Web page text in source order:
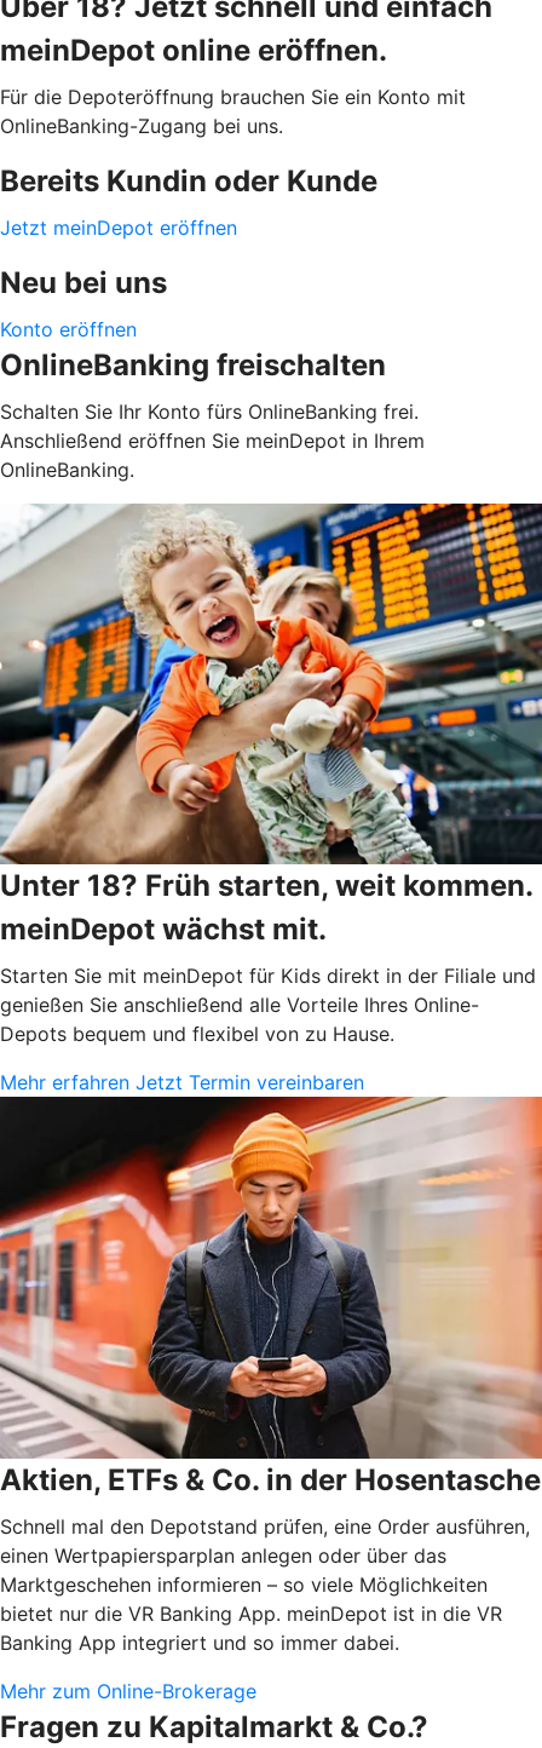
meinDepot online eröffnen.
Für die Depoteröffnung brauchen Sie ein Konto mit
OnlineBanking-Zugang bei uns.
Bereits Kundin oder Kunde
Jetzt meinDepot eröffnen
Neu bei uns
Konto eröffnen
OnlineBanking freischalten
Schalten Sie Ihr Konto fürs OnlineBanking frei.
Anschließend eröffnen Sie meinDepot in Ihrem
OnlineBanking.
Unter 18? Früh starten, weit kommen.
meinDepot wächst mit.
Starten Sie mit meinDepot für Kids direkt in der Filiale und
genießen Sie anschließend alle Vorteile Ihres Online-
Depots bequem und flexibel von zu Hause.
Mehr erfahren Jetzt Termin vereinbaren
Aktien, ETFs & Co. in der Hosentasche
Schnell mal den Depotstand prüfen, eine Order ausführen,
einen Wertpapiersparplan anlegen oder über das
Marktgeschehen informieren – so viele Möglichkeiten
bietet nur die VR Banking App. meinDepot ist in die VR
Banking App integriert und so immer dabei.
Mehr zum Online-Brokerage
Fragen zu Kapitalmarkt & Co.?